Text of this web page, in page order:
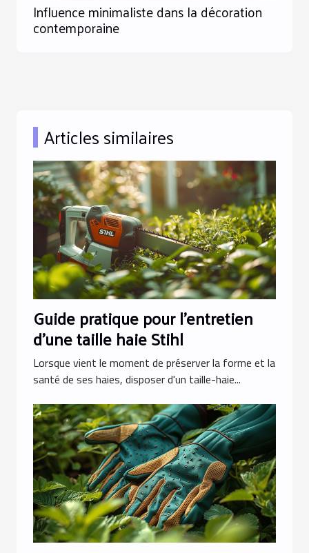
Influence minimaliste dans la décoration
contemporaine
Articles similaires
Guide pratique pour l'entretien
d'une taille haie Stihl
Lorsque vient le moment de préserver la forme et la
santé de ses haies, disposer d'un taille-haie...